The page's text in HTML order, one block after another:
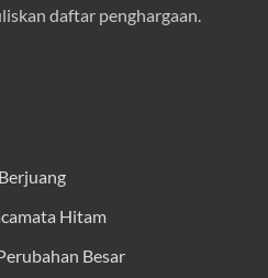
daftar penghargaan.
Hitam
Besar